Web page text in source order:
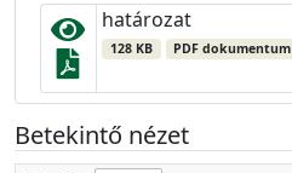
határozat
128 KB PDF dokumentum
Betekintő nézet